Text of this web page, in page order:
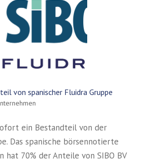
von spanischer Fluidra Gruppe
ein Bestandteil von der
Das spanische börsennotierte
hat 70% der Anteile von SIBO BV